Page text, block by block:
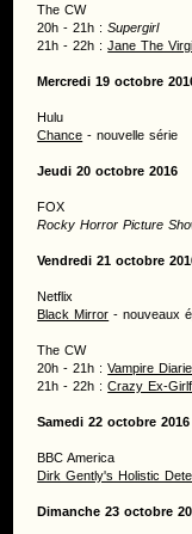
The CW
20h - 21h :Supergirl
21h - 22h :Jane The
Mercredi 19 octobre
Hulu
Chance - nouvelle série
Jeudi 20 octobre 2016
FOX
Rocky Horror Picture
Vendredi 21 octobre
Netflix
Black Mirror - nouveaux
The CW
20h - 21h :Vampire
21h - 22h :Crazy Ex-
Samedi 22 octobre 2016
BBC America
Dirk Gently's Holistic
Dimanche 23 octobre